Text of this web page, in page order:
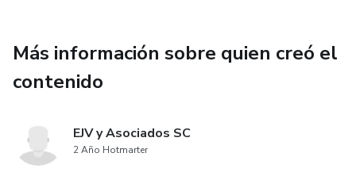
Más información sobre quien creó el
contenido
EJV y Asociados SC
2 Año Hotmarter